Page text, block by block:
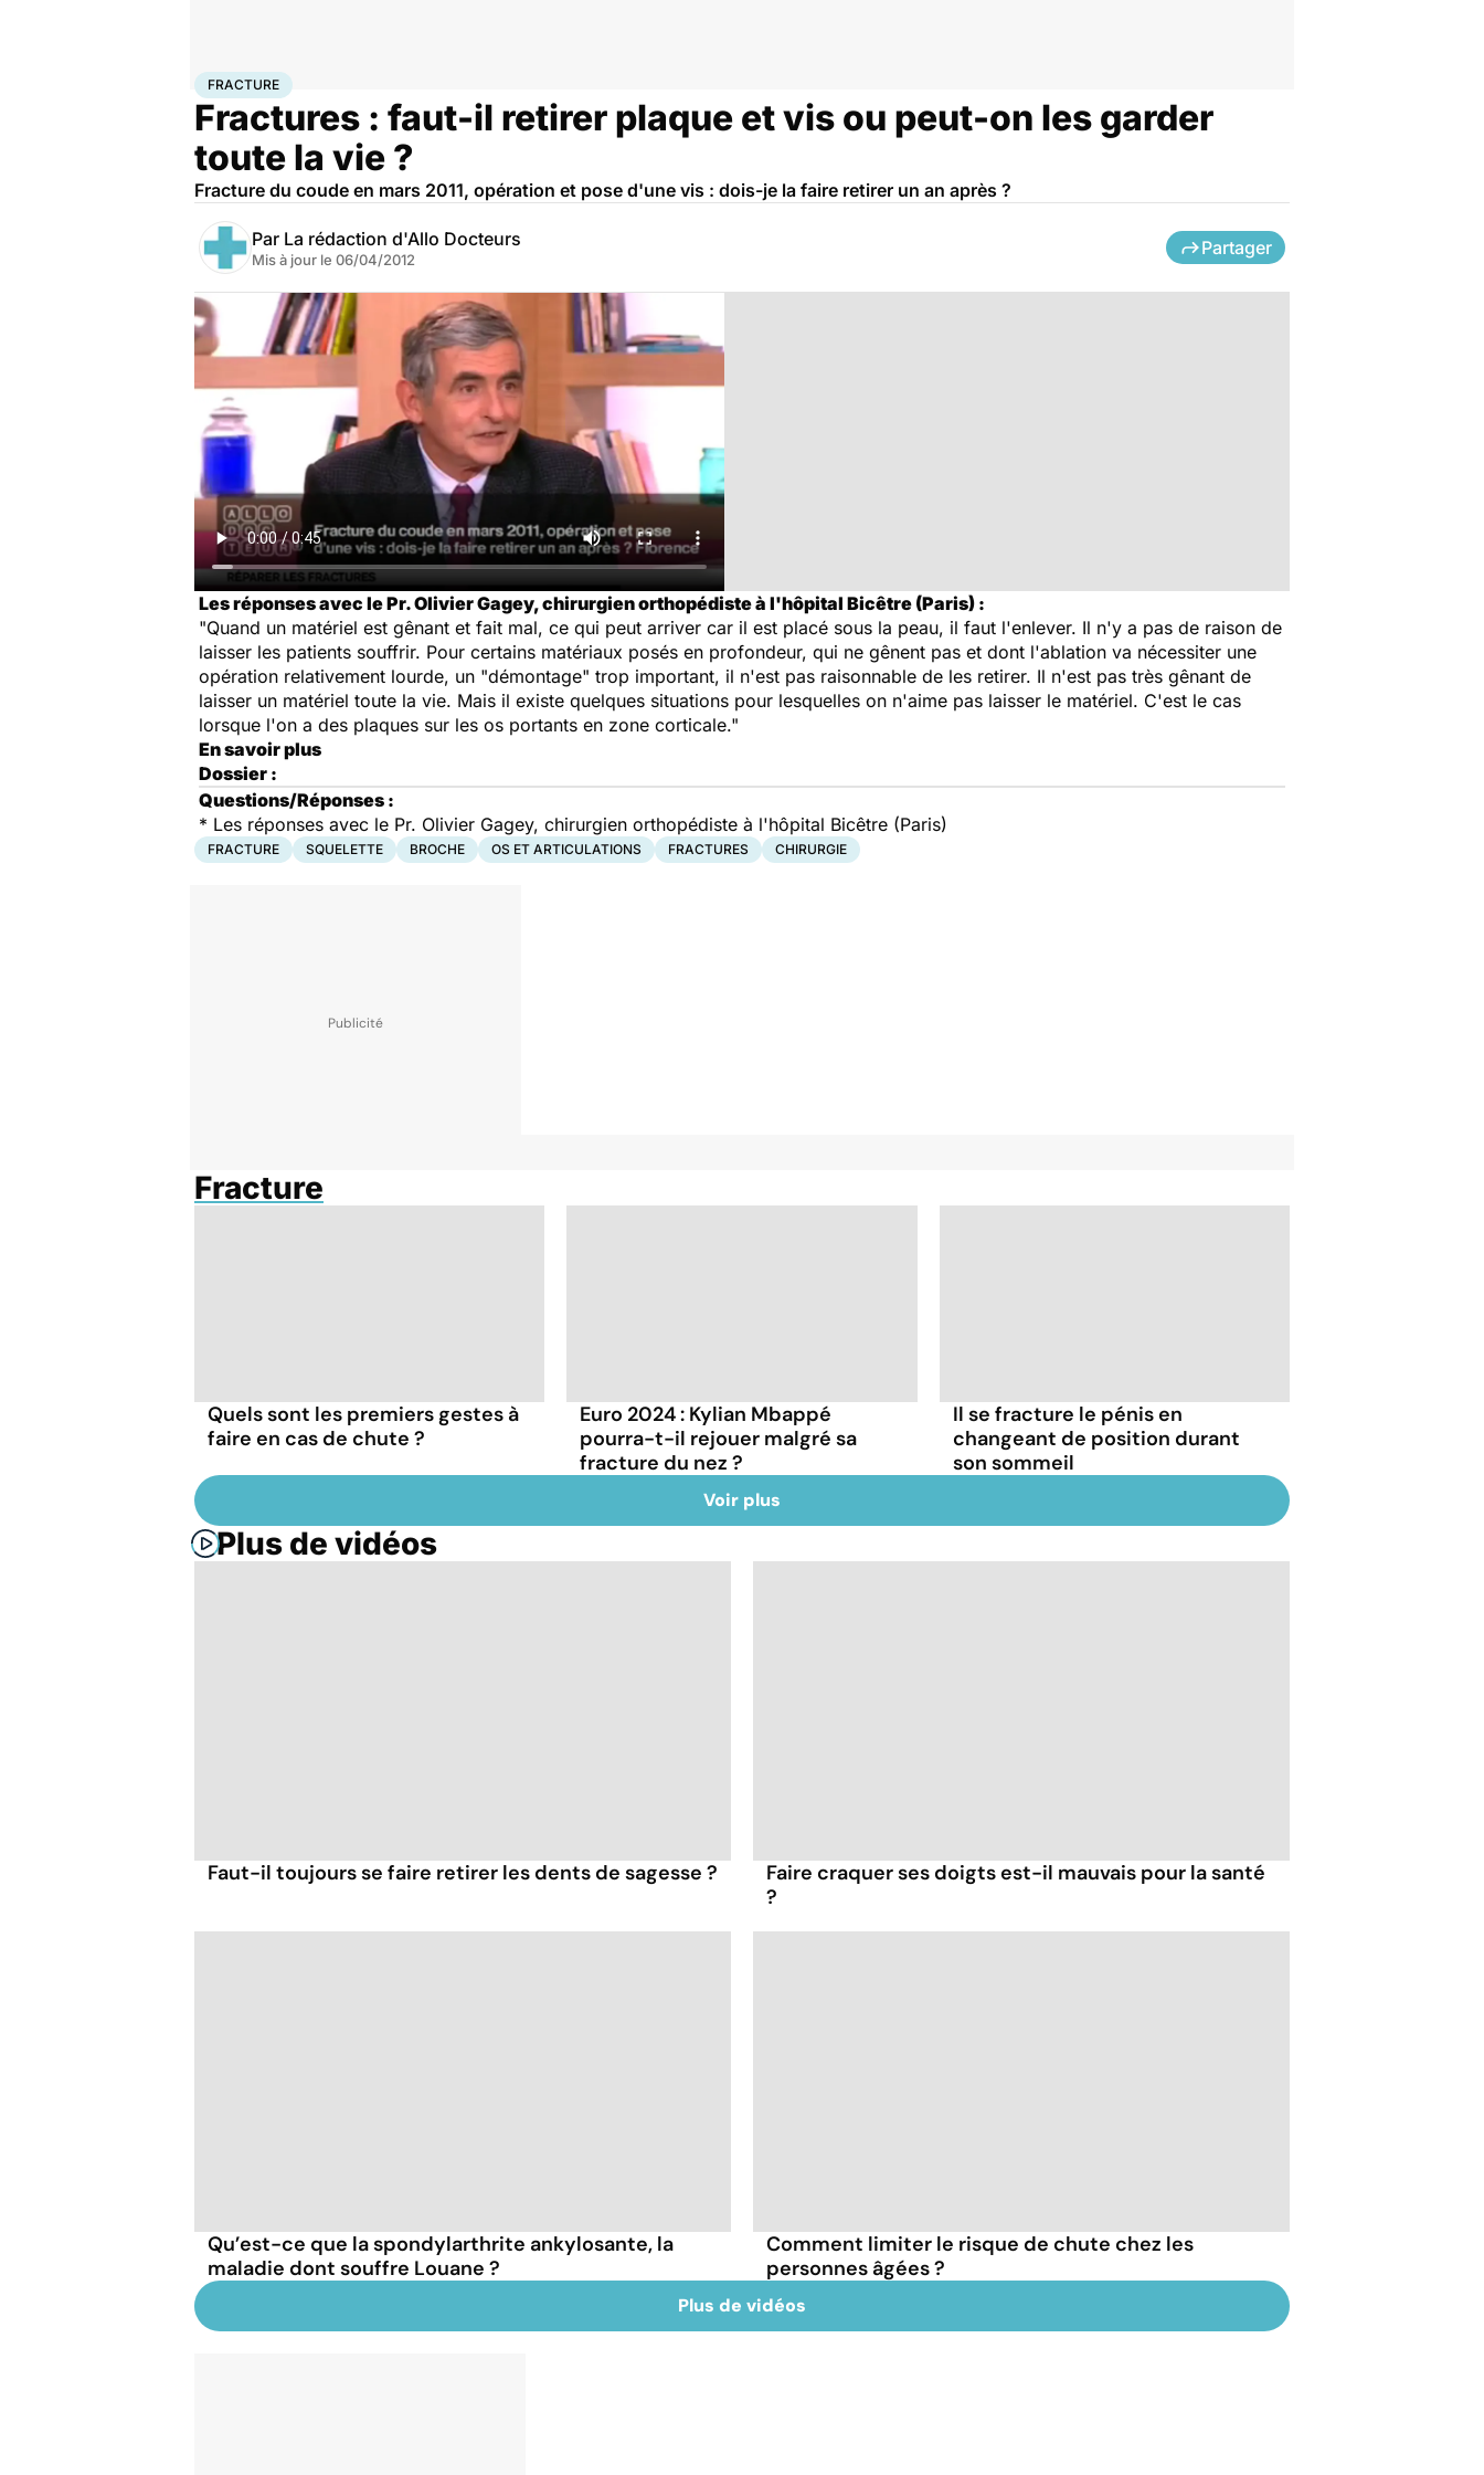
AccueilSantéMaladies
FRACTURE
Fractures : faut-il retirer plaque et vis ou peut-on les garder
toute la vie ?
Fracture du coude en mars 2011, opération et pose d'une vis : dois-je la faire retirer un an après ?
Par La rédaction d'Allo Docteurs
Mis à jour le 06/04/2012
Partager
Les réponses avec le Pr. Olivier Gagey, chirurgien orthopédiste à l'hôpital Bicêtre (Paris) :
"Quand un matériel est gênant et fait mal, ce qui peut arriver car il est placé sous la peau, il faut l'enlever. Il n'y a pas de raison de
laisser les patients souffrir. Pour certains matériaux posés en profondeur, qui ne gênent pas et dont l'ablation va nécessiter une
opération relativement lourde, un "démontage" trop important, il n'est pas raisonnable de les retirer. Il n'est pas très gênant de
laisser un matériel toute la vie. Mais il existe quelques situations pour lesquelles on n'aime pas laisser le matériel. C'est le cas
lorsque l'on a des plaques sur les os portants en zone corticale."
En savoir plus
Dossier :
Questions/Réponses :
* Les réponses avec le Pr. Olivier Gagey, chirurgien orthopédiste à l'hôpital Bicêtre (Paris)
FRACTURE SQUELETTE BROCHE OS ET ARTICULATIONS FRACTURES CHIRURGIE
Fracture
Quels sont les premiers gestes à
faire en cas de chute ?
Euro 2024 : Kylian Mbappé
pourra-t-il rejouer malgré sa
fracture du nez ?
Il se fracture le pénis en
changeant de position durant
son sommeil
Voir plus
Plus de vidéos
Faut-il toujours se faire retirer les dents de sagesse ?
Faire craquer ses doigts est-il mauvais pour la santé
?
Qu’est-ce que la spondylarthrite ankylosante, la
maladie dont souffre Louane ?
Comment limiter le risque de chute chez les
personnes âgées ?
Plus de vidéos